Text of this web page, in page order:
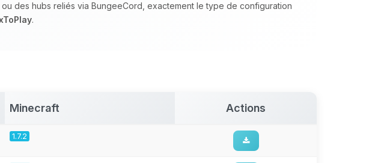
des hubs reliés via BungeeCord, exactement le type de configuration
.
Minecraft Actions
1.7.2